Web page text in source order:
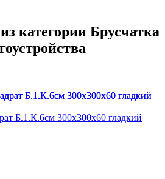
категории Брусчатка
Б.1.К.6см 300х300х60 гладкий